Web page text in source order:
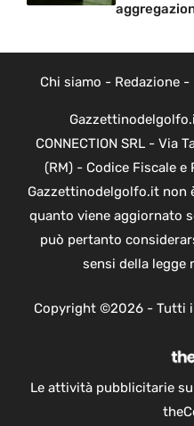
Chi siamo - Redazione-
CONNECTION SRL - Via
(RM) - Codice Fiscale e
Gazzettinodelgolfo.it non
quanto viene aggiornato
può pertanto
sensi della legge
Copyright ©2026 - Tutti
Le attività pubblicitarie